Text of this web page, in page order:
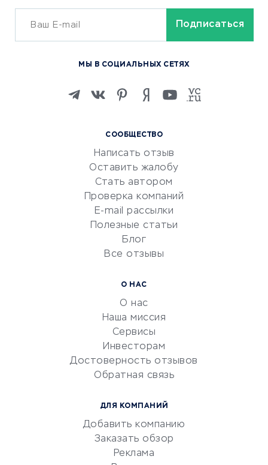
ОБУЧЕНИЕ И РАБОТА
Изучение иностранных
Маркетинг и продажи
Репетиторство
Красота и здоровье
Сервисы по поиску работы
Сетевой маркетинг
УСЛУГИ ДЛЯ БИЗНЕСА
документооборот
Юридические компании
Бухгалтерия онлайн
СООБЩЕСТВО
Написать отзыв
Оставить жалобу
Стать автором
Проверка компаний
E-mail рассылки
Полезные статьи
Блог
Все отзывы
О НАС
О нас
Наша миссия
Сервисы
Инвесторам
Достоверность отзывов
Обратная связь
ДЛЯ КОМПАНИЙ
Добавить компанию
Заказать обзор
Реклама
МЫ В СОЦИАЛЬНЫХ СЕТЯХ